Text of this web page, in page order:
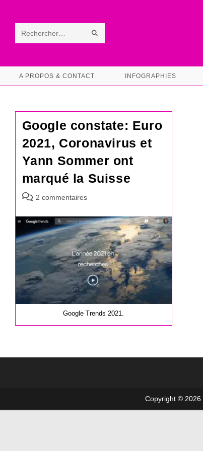
contentRechercher
ce RECHERCHE
A PROPOS & CONTACT INFOGRAPHIES
Google constate: Euro
2021, Coronavirus et
Yann Sommer ont
marqué la Suisse
Commentaires
la
publication :
2 commentaires
Google Trends 2021.
Copyright © 2026